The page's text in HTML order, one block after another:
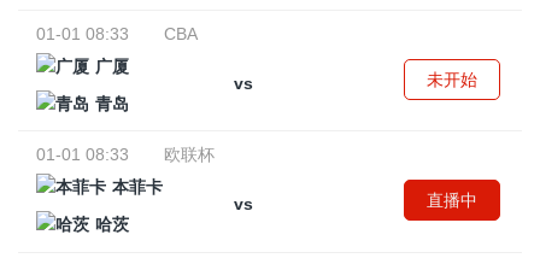
01-01 08:33
CBA
广厦
vs
青岛
未开始
01-01 08:33
欧联杯
本菲卡
vs
哈茨
直播中